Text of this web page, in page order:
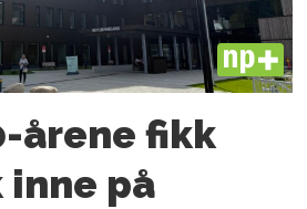
PLUS
årene fikk
på